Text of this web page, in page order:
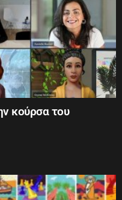
κούρσα του